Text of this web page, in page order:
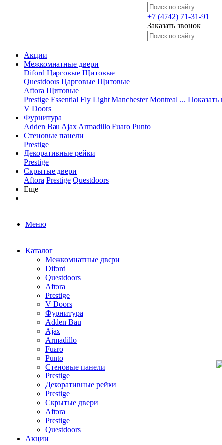
+7 (4742) 71-31-91
Заказать звонок
Акции
Межкомнатные двери
Diford Царговые Щитовые
Questdoors Царговые Щитовые
Aftora Щитовые
Prestige Essential Fly Light Manchester Montreal ... Показать
V Doors
Фурнитура
Adden Bau Ajax Armadillo Fuaro Punto
Стеновые панели
Prestige
Декоративные рейки
Prestige
Скрытые двери
Aftora Prestige Questdoors
Еще
Меню
Каталог
Межкомнатные двери
Diford
Questdoors
Aftora
Prestige
V Doors
Фурнитура
Adden Bau
Ajax
Armadillo
Fuaro
Punto
Стеновые панели
Prestige
Декоративные рейки
Prestige
Скрытые двери
Aftora
Prestige
Questdoors
Акции